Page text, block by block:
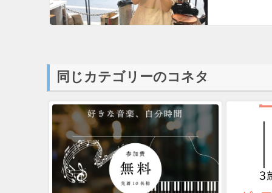
同じカテゴリーのコネタ